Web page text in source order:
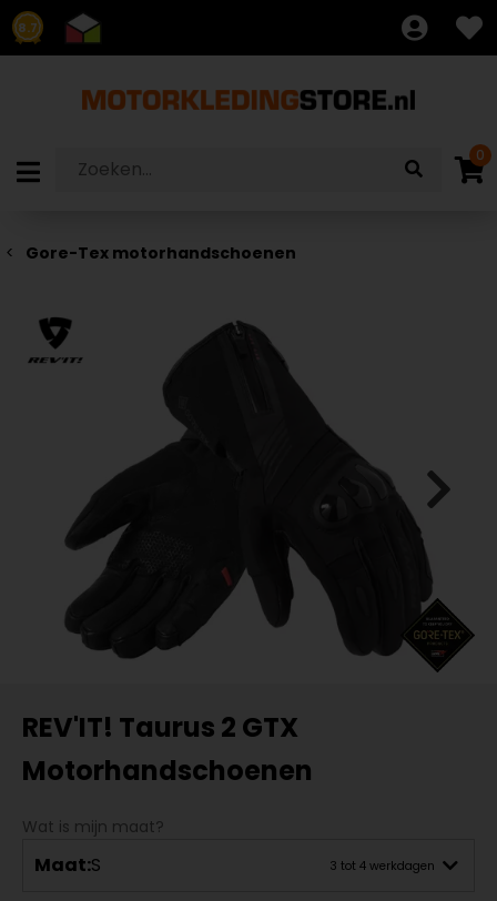
8.7
0
Gore-Tex motorhandschoenen
REV'IT! Taurus 2 GTX
Motorhandschoenen
Wat is mijn maat?
Maat:S 3 tot 4 werkdagen